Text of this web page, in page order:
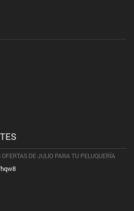
DE JULIO PARA TU PELUQUERÍA